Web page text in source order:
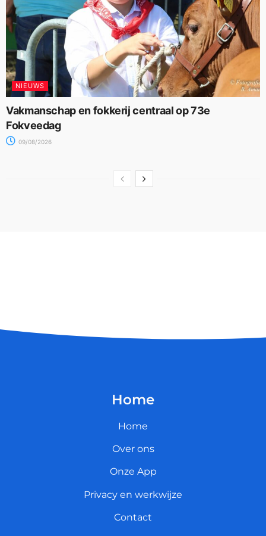
NIEUWS
Vakmanschap en fokkerij centraal op 73e
Fokveedag
09/08/2026
Home
Home
Over ons
Onze App
Privacy en werkwijze
Contact